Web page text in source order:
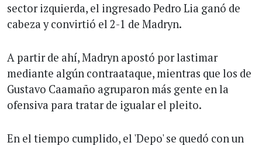
sector izquierda, el ingresado Pedro Lia ganó de
cabeza y convirtió el 2-1 de Madryn.
A partir de ahí, Madryn apostó por lastimar
mediante algún contraataque, mientras que los de
Gustavo Caamaño agruparon más gente en la
ofensiva para tratar de igualar el pleito.
En el tiempo cumplido, el 'Depo' se quedó con un